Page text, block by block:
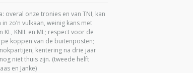
overal onze tronies en van TNI, kan
zo’n vulkaan, weinig kans met
KL, KNIL en ML; respect voor de
koppen van de buitenposten;
kentering na drie jaar
niet thuis zijn. (tweede helft
en Janke)